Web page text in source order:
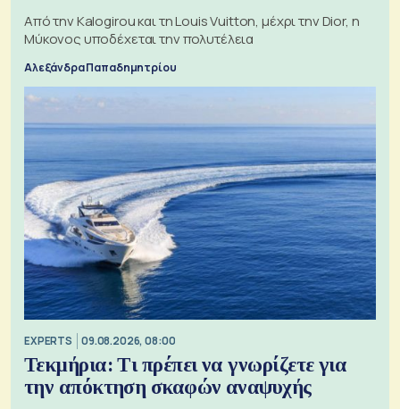
Από την Kalogirou και τη Louis Vuitton, μέχρι την Dior, η
Μύκονος υποδέχεται την πολυτέλεια
Αλεξάνδρα Παπαδημητρίου
EXPERTS 09.08.2026, 08:00
Τεκμήρια: Τι πρέπει να γνωρίζετε για
την απόκτηση σκαφών αναψυχής